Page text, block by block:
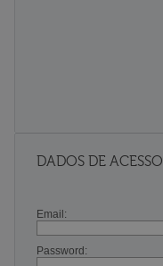
DADOS DE ACESSO
Email:
Password: